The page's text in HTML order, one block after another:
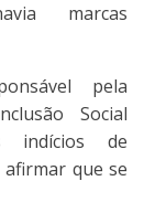
marcas
pela
Social
indícios de
que se